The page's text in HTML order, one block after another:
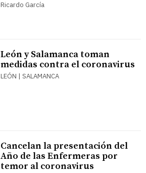
Ricardo García
León y Salamanca toman
medidas contra el coronavirus
LEÓN | SALAMANCA
Cancelan la presentación del
Año de las Enfermeras por
temor al coronavirus